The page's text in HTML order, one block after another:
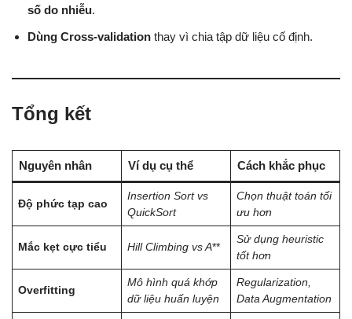
số do nhiễu.
Dùng Cross-validation thay vì chia tập dữ liệu cố định.
Tổng kết
Nguyên nhân Ví dụ cụ thể Cách khắc phục
Độ phức tạp cao
Insertion Sort vs
QuickSort
Chọn thuật toán tối
ưu hơn
Mắc kẹt cực tiểu Hill Climbing vs A**
Sử dụng heuristic
tốt hơn
Overfitting
Mô hình quá khớp
dữ liệu huấn luyện
Regularization,
Data Augmentation